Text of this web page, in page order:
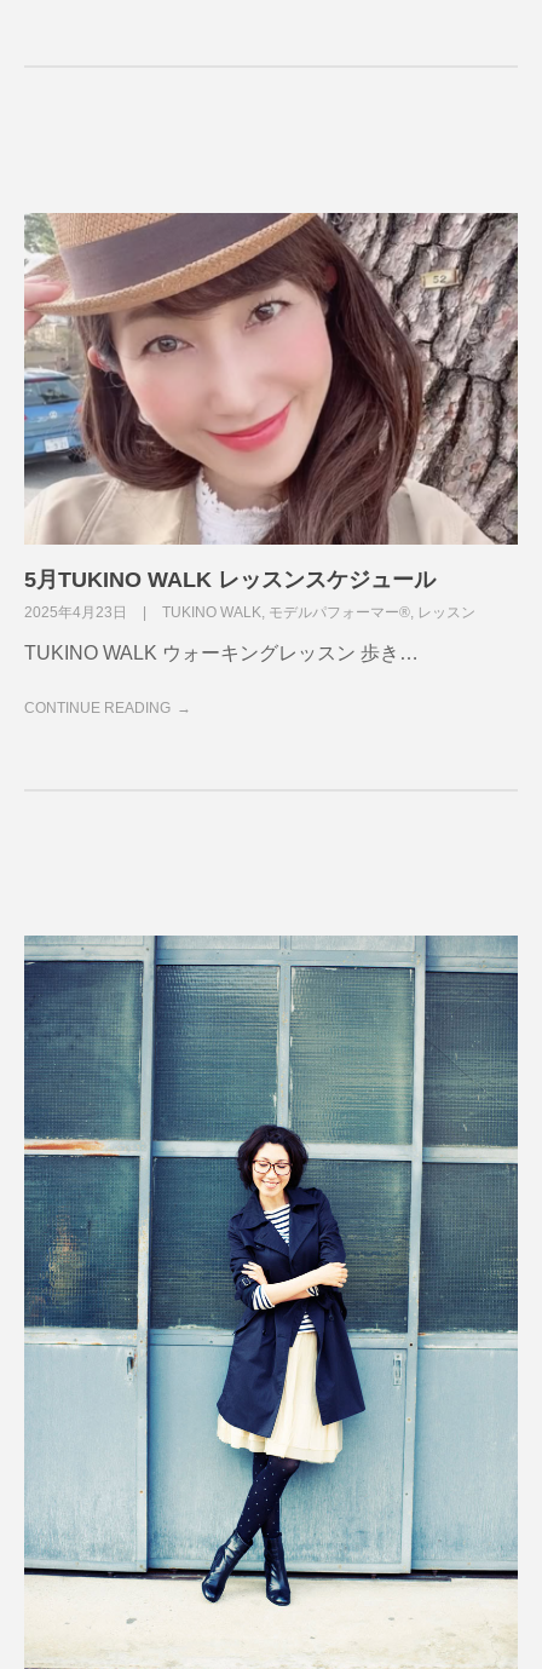
5月TUKINO WALK レッスンスケジュール
2025年4月23日 TUKINO WALK モデルパフォーマー® レッスン
TUKINO WALK ウォーキングレッスン 歩き…
CONTINUE READING